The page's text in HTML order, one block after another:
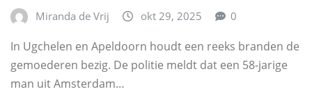
Miranda de Vrij okt 29, 2025 0
In Ugchelen en Apeldoorn houdt een reeks branden de
gemoederen bezig. De politie meldt dat een 58-jarige
man uit Amsterdam…